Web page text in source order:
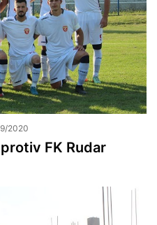
2020
FK Rudar